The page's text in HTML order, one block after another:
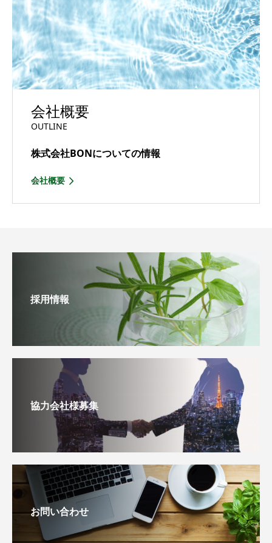
会社概要
OUTLINE
株式会社BONについての情報
会社概要
採用情報
協力会社様募集
お問い合わせ